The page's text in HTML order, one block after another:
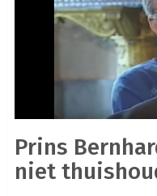
Prins
niet